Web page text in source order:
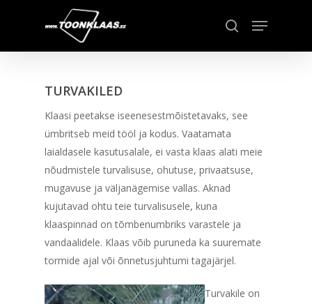
search
Menu
TURVAKILED
Klaasi peetakse iseenesestmõistetavaks, see
ümbritseb meid tööl ja kodus. Vaatamata
laialdasele kasutusalale, ei vasta klaas alati meie
nõudmistele turvalisuse, ohutuse, privaatsuse,
mugavuse ja väljanägemise vallas. Aknad
kujutavad ohtu teie turvalisusele, kuna
klaaspinnad on tõmbenumbriks varastele ja
vandaalidele. Klaas võib puruneda ka suuremate
tormide ajal või õnnetusjuhtumi tagajärjel.
Turvakile on